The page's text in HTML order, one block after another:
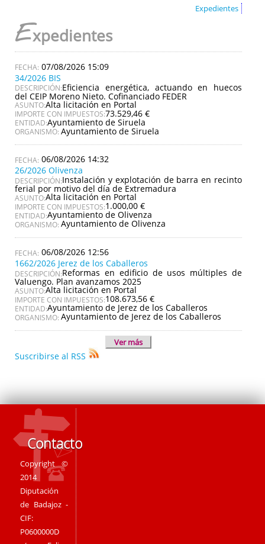
Expedientes
Expedientes
07/08/2026 15:09
34/2026 BIS
DESCRIPCIÓN:Eficiencia energética, actuando en huecos
del CEIP Moreno Nieto. Cofinanciado FEDER
ASUNTO:Alta licitación en Portal
IMPORTE CON IMPUESTOS:73.529,46 €
ENTIDAD:Ayuntamiento de Siruela
ORGANISMO: Ayuntamiento de Siruela
06/08/2026 14:32
26/2026 Olivenza
DESCRIPCIÓN:Instalación y explotación de barra en recinto
ferial por motivo del día de Extremadura
ASUNTO:Alta licitación en Portal
IMPORTE CON IMPUESTOS:1.000,00 €
ENTIDAD:Ayuntamiento de Olivenza
ORGANISMO: Ayuntamiento de Olivenza
06/08/2026 12:56
1662/2026 Jerez de los Caballeros
DESCRIPCIÓN:Reformas en edificio de usos múltiples de
Valuengo. Plan avanzamos 2025
ASUNTO:Alta licitación en Portal
IMPORTE CON IMPUESTOS:108.673,56 €
ENTIDAD:Ayuntamiento de Jerez de los Caballeros
ORGANISMO: Ayuntamiento de Jerez de los Caballeros
Ver más
Suscribirse al RSS
Contacto
Copyright ©
2014
Diputación
de Badajoz -
CIF:
P0600000D